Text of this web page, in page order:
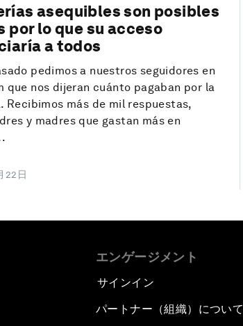
asequibles son posibles
por lo que su acceso
a todos
pedimos a nuestros seguidores en
que nos dijeran cuánto pagaban por la
Recibimos más de mil respuestas,
y madres que gastan más en
22日
エンゲージメント
サインイン
パートナー（組織）について